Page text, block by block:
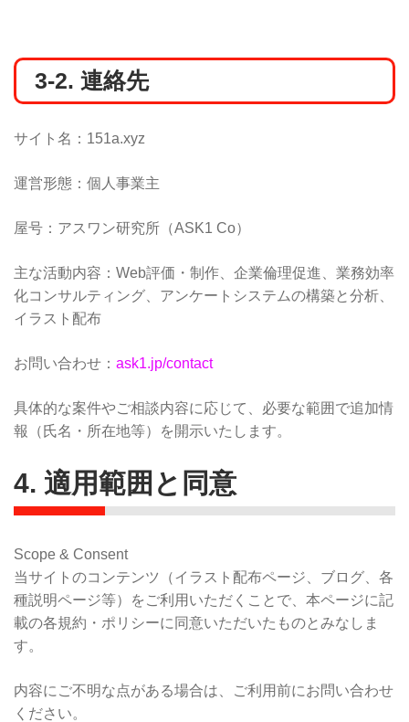
3-2. 連絡先
サイト名：151a.xyz
運営形態：個人事業主
屋号：アスワン研究所（ASK1 Co）
主な活動内容：Web評価・制作、企業倫理促進、業務効率
化コンサルティング、アンケートシステムの構築と分析、
イラスト配布
お問い合わせ： ask1.jp/contact
具体的な案件やご相談内容に応じて、必要な範囲で追加情
報（氏名・所在地等）を開示いたします。
4. 適用範囲と同意
Scope & Consent
当サイトのコンテンツ（イラスト配布ページ、ブログ、各
種説明ページ等）をご利用いただくことで、本ページに記
載の各規約・ポリシーに同意いただいたものとみなしま
す。
内容にご不明な点がある場合は、ご利用前にお問い合わせ
ください。